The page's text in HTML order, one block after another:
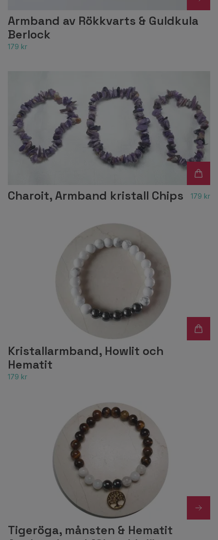
Armband av Rökkvarts & Guldkula
Berlock
179 kr
Charoit, Armband kristall Chips 179 kr
Kristallarmband, Howlit och
Hematit
179 kr
Tigeröga, månsten & Hematit